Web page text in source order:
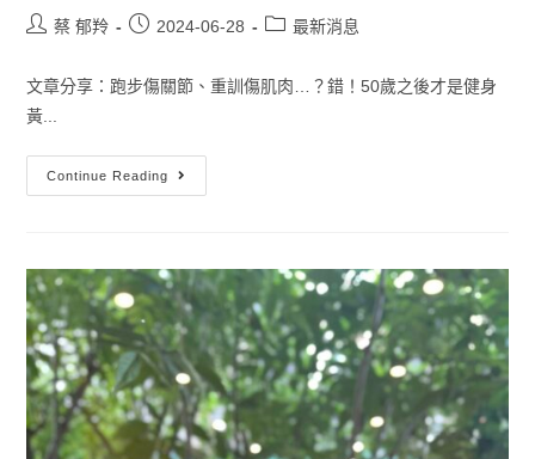
蔡 郁羚 2024-06-28 最新消息
文章分享：跑步傷關節、重訓傷肌肉…？錯！50歲之後才是健身
黃...
Continue Reading